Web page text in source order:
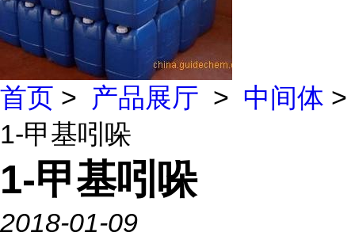
首页 > 产品展厅 > 中间体 >
1-甲基吲哚
1-甲基吲哚
2018-01-09